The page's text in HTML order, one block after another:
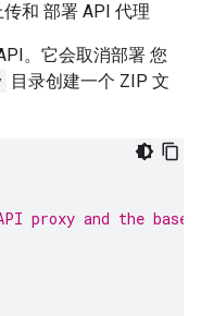
和 部署 API 代理
。它会取消部署 您
目录创建一个 ZIP 文
proxy and the